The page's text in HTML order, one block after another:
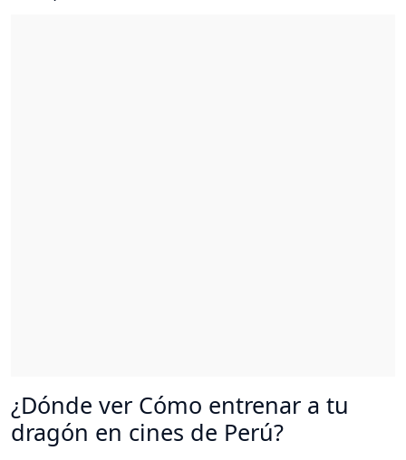
¿Dónde ver Cómo entrenar a tu
dragón en cines de Perú?